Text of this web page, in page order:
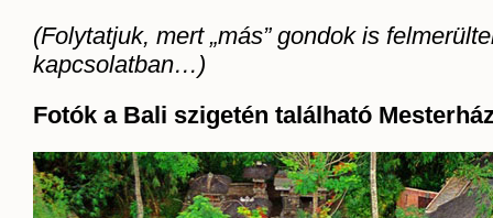
(Folytatjuk, mert „más” gondok is
kapcsolatban…)
Fotók a Bali szigetén található